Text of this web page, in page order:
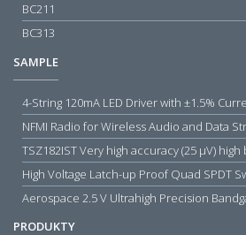
BC211
BC313
SAMPLE
4-String 120mA LED Driver with ±1.5%
NFMI Radio for Wireless Audio and Data
High Voltage Latch-up Proof Quad SPDT
Aerospace 2.5 V Ultrahigh Precision
PRODUKTY